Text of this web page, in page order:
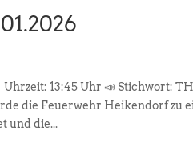
13:45 Uhr 📣 Stichwort:
die Feuerwehr Heikendorf zu
und die...